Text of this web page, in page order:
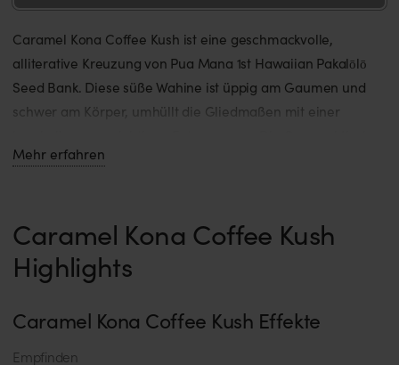
Caramel Kona Coffee Kush ist eine geschmackvolle,
alliterative Kreuzung von Pua Mana 1st Hawaiian Pakalōlō
Seed Bank. Diese süße Wahine ist üppig am Gaumen und
schwer am Körper, umhüllt die Gliedmaßen mit einer
Mutter von CKC Kush verleiht dieser Sorte ihren
latent würzigen Untertönen und einem berauschenden
mentalen Rausch durch. Caramel Kona Coffee Kush gilt als
eine der köstlichsten Sorten in den Archiven von Pua Mana
Ende des Tages zu verwöhnen.
Mehr erfahren
Caramel Kona Coffee Kush
Highlights
Caramel Kona Coffee Kush Effekte
Empfinden